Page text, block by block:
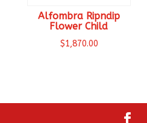
Alfombra Ripndip
Flower Child
$1,870.00